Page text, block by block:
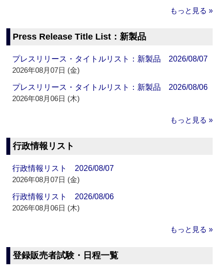
もっと見る »
Press Release Title List：新製品
プレスリリース・タイトルリスト：新製品 2026/08/07
2026年08月07日 (金)
プレスリリース・タイトルリスト：新製品 2026/08/06
2026年08月06日 (木)
もっと見る »
行政情報リスト
行政情報リスト 2026/08/07
2026年08月07日 (金)
行政情報リスト 2026/08/06
2026年08月06日 (木)
もっと見る »
登録販売者試験・日程一覧